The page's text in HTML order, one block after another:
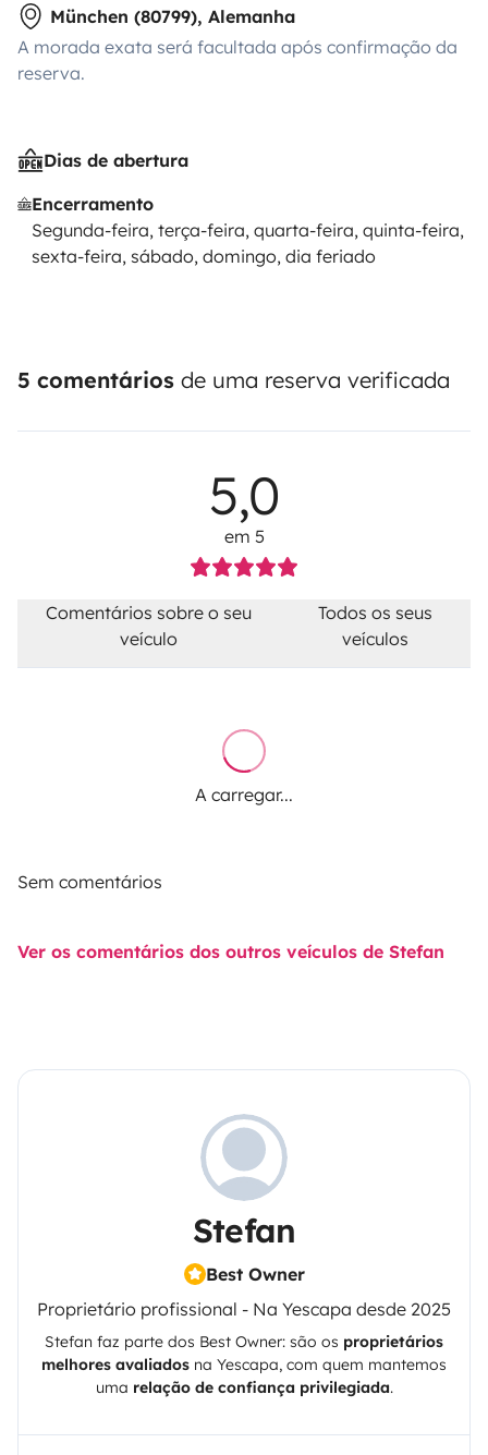
München (80799), Alemanha
A morada exata será facultada após confirmação da
reserva.
Dias de abertura
Encerramento
Segunda-feira, terça-feira, quarta-feira, quinta-feira,
sexta-feira, sábado, domingo, dia feriado
5 comentários de uma reserva verificada
5,0
em 5
Comentários sobre o seu
veículo
Todos os seus
veículos
A carregar...
Sem comentários
Ver os comentários dos outros veículos de Stefan
Stefan
Best Owner
Proprietário profissional - Na Yescapa desde 2025
Stefan faz parte dos Best Owner: são os proprietários
melhores avaliados na Yescapa, com quem mantemos
uma relação de confiança privilegiada.